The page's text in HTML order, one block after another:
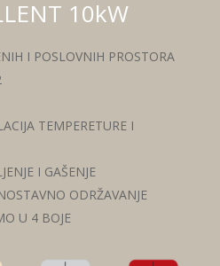
10kW
I POSLOVNIH PROSTORA
TEMPERETURE I
I GAŠENJE
ODRŽAVANJE
U 4 BOJE